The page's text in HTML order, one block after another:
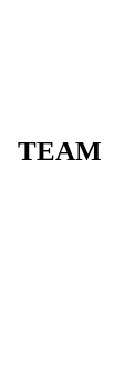
TEAM